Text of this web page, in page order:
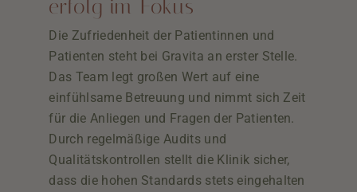
erfolg im Fokus
Die Zufriedenheit der Patientinnen und
Patienten steht bei Gravita an erster Stelle.
Das Team legt großen Wert auf eine
einfühlsame Betreuung und nimmt sich Zeit
für die Anliegen und Fragen der Patienten.
Durch regelmäßige Audits und
Qualitätskontrollen stellt die Klinik sicher,
dass die hohen Standards stets eingehalten